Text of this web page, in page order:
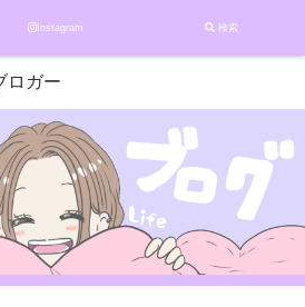
Instagram 検索